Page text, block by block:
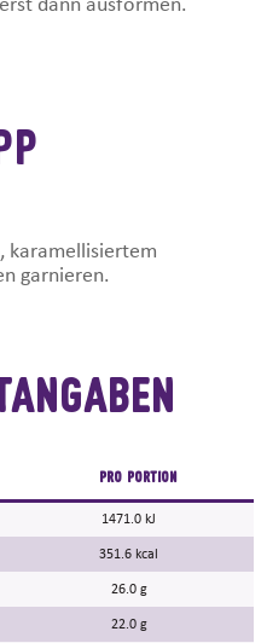
dann ausformen.
karamellisiertem
garnieren.
PRO PORTION
1471.0 kJ
351.6 kcal
26.0 g
22.0 g